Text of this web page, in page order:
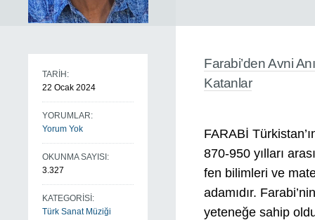
TARİH:
22 Ocak 2024
YORUMLAR:
Yorum Yok
OKUNMA SAYISI:
3.327
KATEGORİSİ:
Türk Sanat Müziği
Farabi’den Avni
Katanlar
FARABİ
870-950 yılları
fen bilimleri ve
adamıdır.
yeteneğe sahip